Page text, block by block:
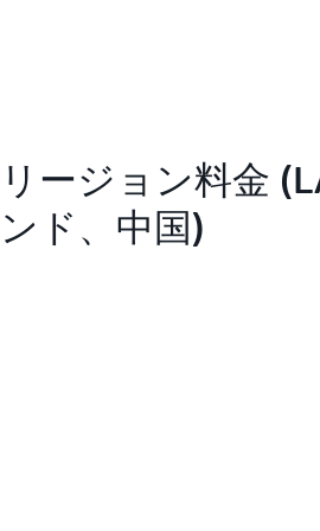
リージョン料金
ンド、中国)